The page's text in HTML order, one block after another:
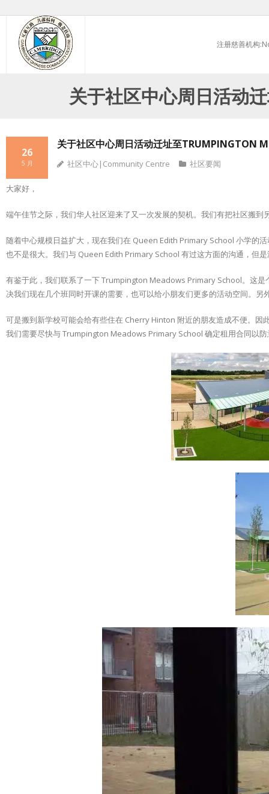
content
注册慈善机构
关于社区中心周日活动
关于社区中心周日活动迁址至TRUMPINGTON
26
5 月 社区中心|Community Centre 社区要闻
大家好，
端午佳节之际，我们华人社区迎来了又一次发展的契机。我们有把社区搬
随着中心规模日益扩大，现在我们在 Queen Edith Primary School 小学的
也不是很大。我们与 Queen Edith Primary School 有过这方面的沟通，但
有鉴于此，我们联系了一下 Trumpington Meadows Primary School。这
决我们现在几个班同时开课的需要，也可以给小朋友们更多的活动空间。
可是搬到新学校可能会给有些住在 Cherry Hinton 附近的朋友造成不便。
我们需要尽快与 Trumpington Meadows Primary School 确定租用合同以防